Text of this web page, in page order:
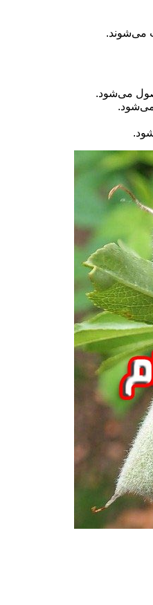
می‌شوند.
می‌شود.
می‌شود.